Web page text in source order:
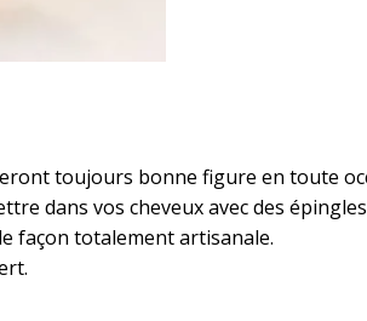
toujours bonne figure en toute
dans vos cheveux avec des
façon totalement artisanale.